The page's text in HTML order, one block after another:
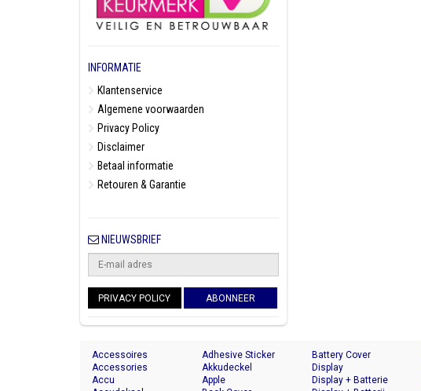
INFORMATIE
Klantenservice
Algemene voorwaarden
Privacy Policy
Disclaimer
Betaal informatie
Retouren & Garantie
NIEUWSBRIEF
PRIVACY POLICY ABONNEER
Accessoires
Accessories
Accu
Adhesive Sticker
Akkudeckel
Apple
Battery Cover
Display
Display + Batterie